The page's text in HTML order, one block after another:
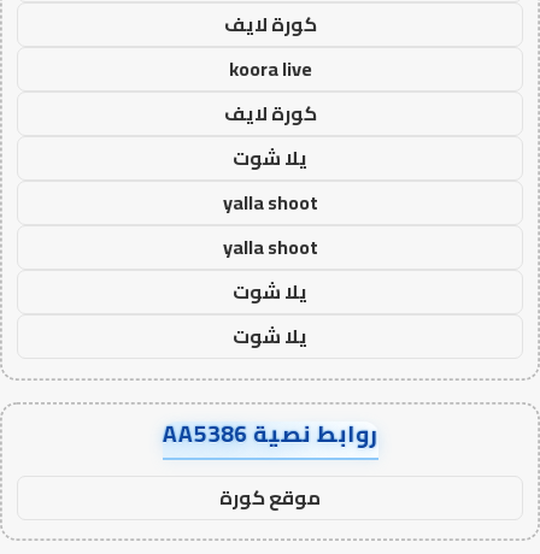
كورة لايف
koora live
كورة لايف
يلا شوت
yalla shoot
yalla shoot
يلا شوت
يلا شوت
روابط نصية AA5386
موقع كورة